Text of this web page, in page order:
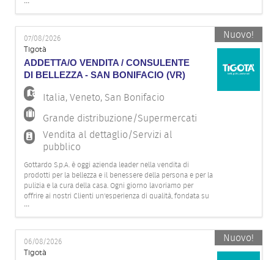
FR
IT
DE
ES
PT
competenza, attenzione e innovazione, grazie all'impegno
della nostra squadra. Per il nostro punto vendita Tigot
07/08/2026
Tigotà
ADDETTA/O VENDITA / CONSULENTE
DI BELLEZZA - SAN BONIFACIO (VR)
Italia,Veneto, San Bonifacio
Grande distribuzione/Supermercati
Vendita al dettaglio/Servizi al
pubblico
Gottardo S.p.A. è oggi azienda leader nella vendita di
prodotti per la bellezza e il benessere della persona e per la
pulizia e la cura della casa. Ogni giorno lavoriamo per
offrire ai nostri Clienti un'esperienza di qualità, fondata su
competenza, attenzione e innovazione, grazie all'impegno
della nostra squadra. Per il nostro punto vendita Tigot
...
Nuovo!
06/08/2026
Tigotà
Nuovo!